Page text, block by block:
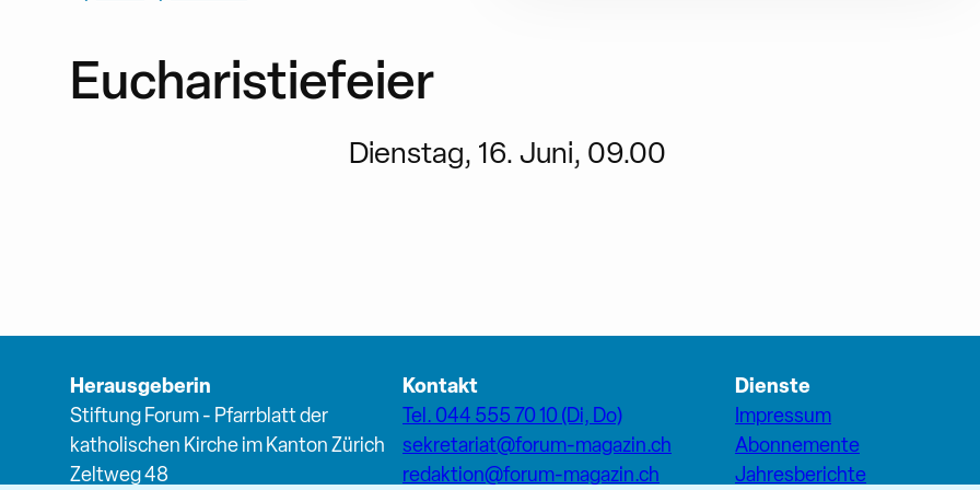
Eucharistiefeier
Dienstag, 16. Juni, 09.00
Herausgeberin
Stiftung Forum - Pfarrblatt der
katholischen Kirche im Kanton Zürich
Zeltweg 48
Kontakt
Tel. 044 555 70 10 (Di, Do)
sekretariat@forum-magazin.ch
redaktion@forum-magazin.ch
Dienste
Impressum
Abonnemente
Jahresberichte